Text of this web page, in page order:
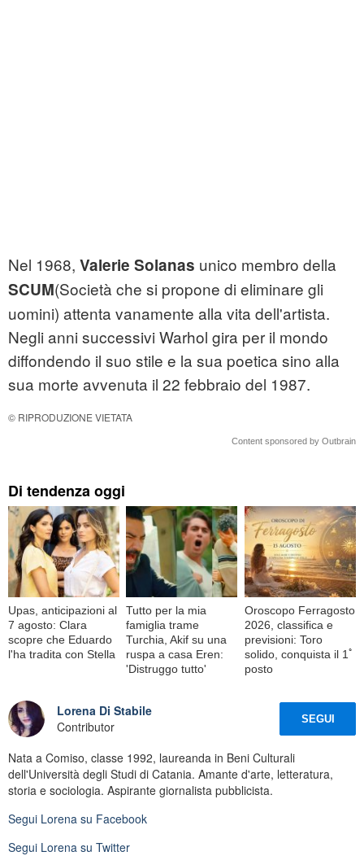
Nel 1968, Valerie Solanas unico membro della
SCUM(Società che si propone di eliminare gli
uomini) attenta vanamente alla vita dell'artista.
Negli anni successivi Warhol gira per il mondo
diffondendo il suo stile e la sua poetica sino alla
sua morte avvenuta il 22 febbraio del 1987.
© RIPRODUZIONE VIETATA
Content sponsored by Outbrain
Di tendenza oggi
Upas, anticipazioni al
7 agosto: Clara
scopre che Eduardo
l'ha tradita con Stella
Tutto per la mia
famiglia trame
Turchia, Akif su una
ruspa a casa Eren:
'Distruggo tutto'
Oroscopo Ferragosto
2026, classifica e
previsioni: Toro
solido, conquista il 1ﾟ
posto
Lorena Di Stabile
Contributor
SEGUI
Nata a Comiso, classe 1992, laureanda in Beni Culturali
dell'Università degli Studi di Catania. Amante d'arte, letteratura,
storia e sociologia. Aspirante giornalista pubblicista.
Segui Lorena su Facebook
Segui Lorena su Twitter